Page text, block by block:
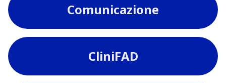
Comunicazione
CliniFAD